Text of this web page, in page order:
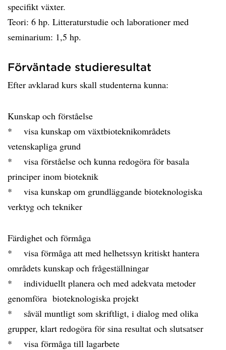
specifikt växter.
Teori: 6 hp. Litteraturstudie och laborationer med
seminarium: 1,5 hp.
Förväntade studieresultat
Efter avklarad kurs skall studenterna kunna:
Kunskap och förståelse
* visa kunskap om växtbioteknikområdets
vetenskapliga grund
* visa förståelse och kunna redogöra för basala
principer inom bioteknik
* visa kunskap om grundläggande bioteknologiska
verktyg och tekniker
Färdighet och förmåga
* visa förmåga att med helhetssyn kritiskt hantera
områdets kunskap och frågeställningar
* individuellt planera och med adekvata metoder
genomföra bioteknologiska projekt
* såväl muntligt som skriftligt, i dialog med olika
grupper, klart redogöra för sina resultat och slutsatser
* visa förmåga till lagarbete